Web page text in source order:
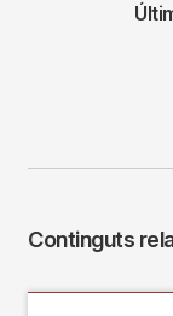
Continguts